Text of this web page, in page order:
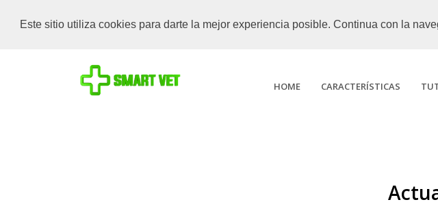
Este sitio utiliza cookies para darte la mejor experiencia posible. Continua con la
HOME CARACTERÍSTICAS